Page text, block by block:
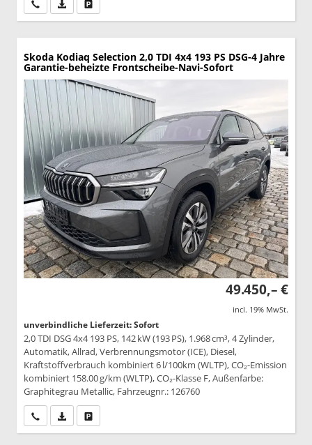
Wir rufen Sie anPDF-Datei, Fahrzeugexposé drucken
Skoda Kodiaq Selection 2,0 TDI 4x4 193 PS DSG-4 Jahre
Garantie-beheizte Frontscheibe-Navi-Sofort
49.450,– €
incl. 19% MwSt.
unverbindliche Lieferzeit: Sofort
2,0 TDI DSG 4x4 193 PS, 142 kW (193 PS), 1.968 cm³, 4 Zylinder,
Automatik, Allrad, Verbrennungsmotor (ICE), Diesel,
Kraftstoffverbrauch kombiniert 6 l/100km (WLTP), CO₂-Emission
kombiniert 158.00 g/km (WLTP), CO₂-Klasse F, Außenfarbe:
Graphitegrau Metallic, Fahrzeugnr.: 126760
Wir rufen Sie anPDF-Datei, Fahrzeugexposé drucken